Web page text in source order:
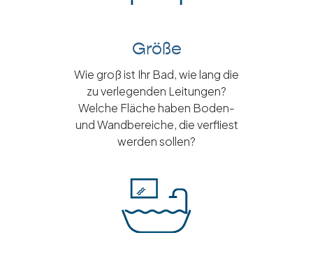
Größe
Wie groß ist Ihr Bad, wie lang die
zu verlegenden Leitungen?
Welche Fläche haben Boden-
und Wandbereiche, die verfliest
werden sollen?